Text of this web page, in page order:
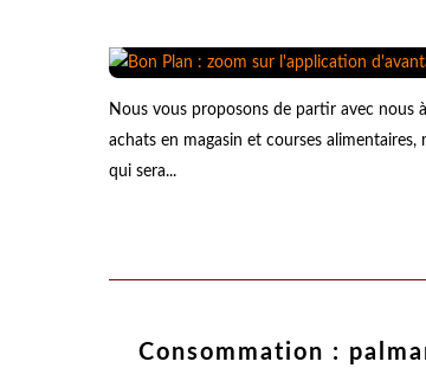
Nous vous proposons de partir avec nous
achats en magasin et courses
qui sera...
Consommation :